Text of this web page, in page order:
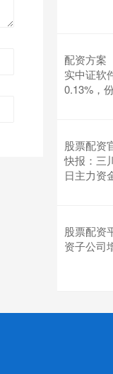
配资方案
实中证软
0.13%，
股票配资
快报：三
日主力资
股票配资
资子公司